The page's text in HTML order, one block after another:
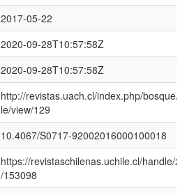
2017-05-22
2020-09-28T10:57:58Z
2020-09-28T10:57:58Z
http://revistas.uach.cl/index.php/bosque/
le/view/129
10.4067/S0717-92002016000100018
https://revistaschilenas.uchile.cl/handle/
/153098